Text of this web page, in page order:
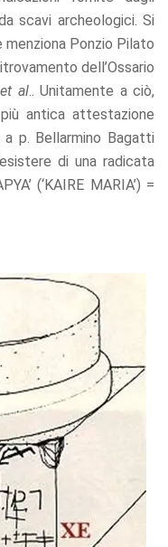
scavi archeologici. Si
menziona Ponzio Pilato
dell’Ossario
et al.. Unitamente a ciò,
più antica attestazione
p. Bellarmino Bagatti
di una radicata
(‘KAIRE MARIA’) =